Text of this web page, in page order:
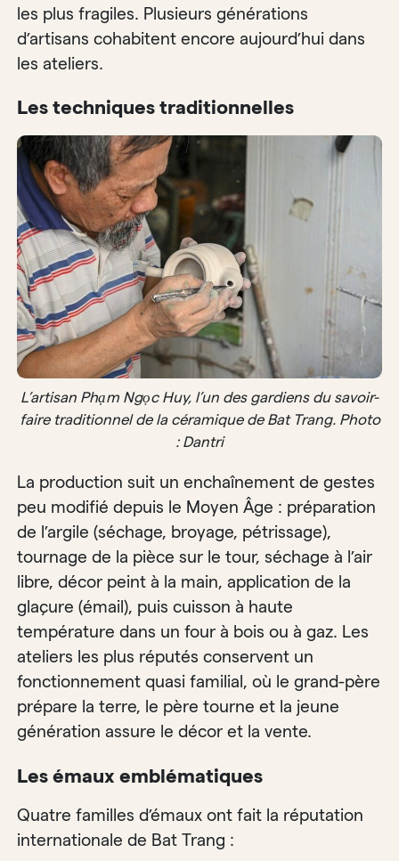
les plus fragiles. Plusieurs générations
d’artisans cohabitent encore aujourd’hui dans
les ateliers.
Les techniques traditionnelles
L’artisan Phạm Ngọc Huy, l’un des gardiens du savoir-
faire traditionnel de la céramique de Bat Trang. Photo
: Dantri
La production suit un enchaînement de gestes
peu modifié depuis le Moyen Âge : préparation
de l’argile (séchage, broyage, pétrissage),
tournage de la pièce sur le tour, séchage à l’air
libre, décor peint à la main, application de la
glaçure (émail), puis cuisson à haute
température dans un four à bois ou à gaz. Les
ateliers les plus réputés conservent un
fonctionnement quasi familial, où le grand-père
prépare la terre, le père tourne et la jeune
génération assure le décor et la vente.
Les émaux emblématiques
Quatre familles d’émaux ont fait la réputation
internationale de Bat Trang :